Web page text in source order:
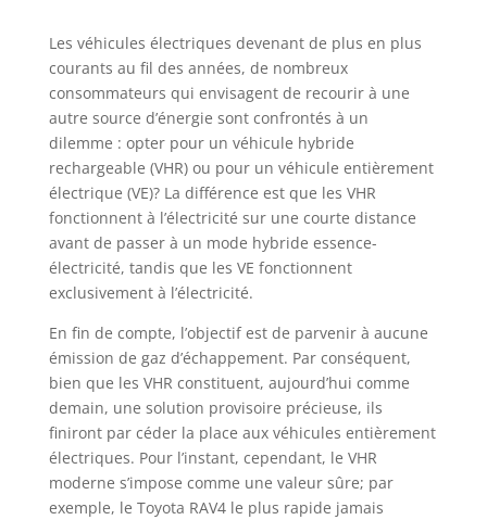
Les véhicules électriques devenant de plus en plus
courants au fil des années, de nombreux
consommateurs qui envisagent de recourir à une
autre source d’énergie sont confrontés à un
dilemme : opter pour un véhicule hybride
rechargeable (VHR) ou pour un véhicule entièrement
électrique (VE)? La différence est que les VHR
fonctionnent à l’électricité sur une courte distance
avant de passer à un mode hybride essence-
électricité, tandis que les VE fonctionnent
exclusivement à l’électricité.
En fin de compte, l’objectif est de parvenir à aucune
émission de gaz d’échappement. Par conséquent,
bien que les VHR constituent, aujourd’hui comme
demain, une solution provisoire précieuse, ils
finiront par céder la place aux véhicules entièrement
électriques. Pour l’instant, cependant, le VHR
moderne s’impose comme une valeur sûre; par
exemple, le Toyota RAV4 le plus rapide jamais